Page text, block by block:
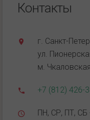
Контакты
г. Санкт-
ул.
м. Чкаловская
+7 (812) 426-
ПН, СР, ПТ, СБ